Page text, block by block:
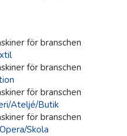
för branschen
för branschen
för branschen
Ateljé/Butik
för branschen
Skola